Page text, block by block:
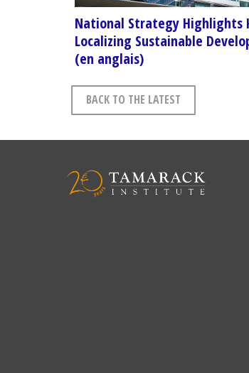
National Strategy Highlights
Localizing Sustainable
(en anglais)
BACK TO THE LATEST